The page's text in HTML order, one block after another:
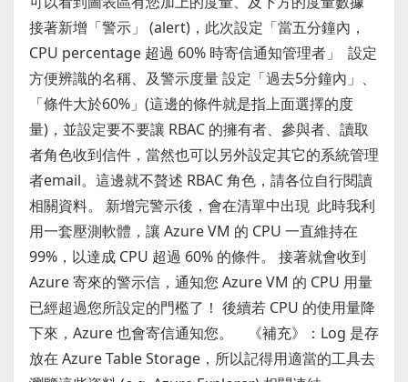
接著新增「警示」 (alert)，此次設定「當五分鐘內，
CPU percentage 超過 60% 時寄信通知管理者」 設定
方便辨識的名稱、及警示度量 設定「過去5分鐘內」、
「條件大於60%」(這邊的條件就是指上面選擇的度
量)，並設定要不要讓 RBAC 的擁有者、參與者、讀取
者角色收到信件，當然也可以另外設定其它的系統管理
者email。這邊就不贅述 RBAC 角色，請各位自行閱讀
相關資料。 新增完警示後，會在清單中出現 此時我利
用一套壓測軟體，讓 Azure VM 的 CPU 一直維持在
99%，以達成 CPU 超過 60% 的條件。 接著就會收到
Azure 寄來的警示信，通知您 Azure VM 的 CPU 用量
已經超過您所設定的門檻了！ 後續若 CPU 的使用量降
下來，Azure 也會寄信通知您。 《補充》：Log 是存
放在 Azure Table Storage，所以記得用適當的工具去